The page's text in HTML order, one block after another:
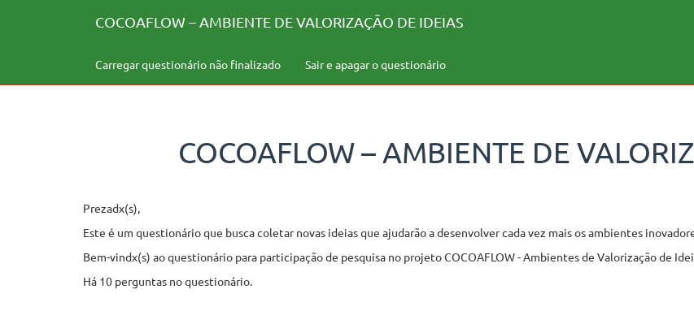
COCOAFLOW – AMBIENTE DE VALORIZAÇÃO DE IDEIAS
Carregar questionário não finalizado Sair e apagar o questionário
COCOAFLOW – AMBIENTE DE
Prezadx(s),
Este é um questionário que busca coletar novas ideias que ajudarão a desenvolver cada vez mais os ambientes
Bem-vindx(s) ao questionário para participação de pesquisa no projeto COCOAFLOW - Ambientes de Valorização de
Há 10 perguntas no questionário.